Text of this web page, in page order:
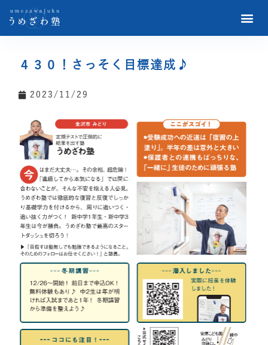
４３０！さっそく目標達成♪
2023/11/29